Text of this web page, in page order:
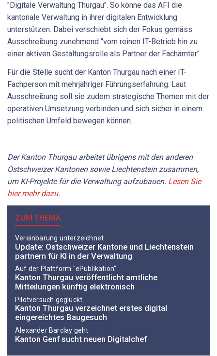
"Digitale Verwaltung Thurgau". So könne das AFI die
kantonale Verwaltung in ihrer digitalen Entwicklung
unterstützen. Dabei verschiebt sich der Fokus gemäss
Ausschreibung zunehmend "vom reinen IT-Betrieb hin zu
einer aktiven Gestaltungsrolle als Partner der Fachämter".
Für die Stelle sucht der Kanton Thurgau nach einer IT-
Fachperson mit mehrjähriger Führungserfahrung. Laut
Ausschreibung soll sie zudem strategische Themen mit der
operativen Umsetzung verbinden und sich sicher in einem
politischen Umfeld bewegen können.
Der Kanton Thurgau arbeitet übrigens mit den anderen
Ostschweizer Kantonen sowie Liechtenstein zusammen,
um KI-Projekte für die Verwaltung aufzubauen. Lesen Sie
hier mehr dazu.
ZUM THEMA
Vereinbarung unterzeichnet
Update: Ostschweizer Kantone und Liechtenstein
partnern für KI in der Verwaltung
Auf der Plattform "ePublikation"
Kanton Thurgau veröffentlicht amtliche
Mitteilungen künftig elektronisch
Pilotversuch geglückt
Kanton Thurgau verzeichnet erstes digital
eingereichtes Baugesuch
Alexander Barclay geht
Kanton Genf sucht neuen Digitalchef